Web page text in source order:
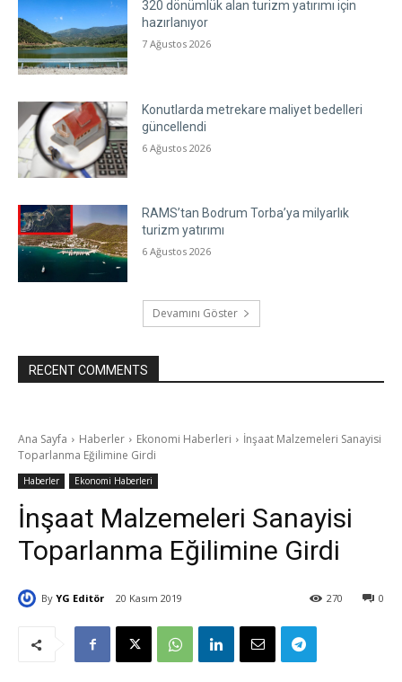
320 dönümlük alan turizm yatırımı için
hazırlanıyor
7 Ağustos 2026
Konutlarda metrekare maliyet bedelleri
güncellendi
6 Ağustos 2026
RAMS’tan Bodrum Torba’ya milyarlık
turizm yatırımı
6 Ağustos 2026
Devamını Göster
RECENT COMMENTS